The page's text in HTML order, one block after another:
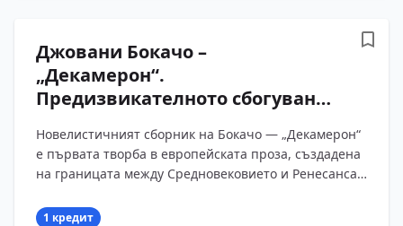
Джовани Бокачо –
„Декамерон“.
Предизвикателното сбогуване
Новелистичният сборник на Бокачо — „Декамерон“
е първата творба в европейската проза, създадена
на границата между Средновековието и Ренесанса.
1 кредит